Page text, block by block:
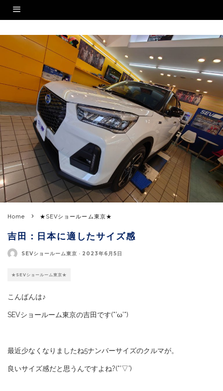
Home ★SEVショールーム東京★
吉田：日本に適したサイズ感
SEVショールーム東京 · 2023年6月5日
★SEVショールーム東京★
こんばんは♪
SEVショールーム東京の吉田です(*’ω’*)
最近少なくなりましたね5ナンバーサイズのクルマが。
良いサイズ感だと思うんですよね?(*’▽’)